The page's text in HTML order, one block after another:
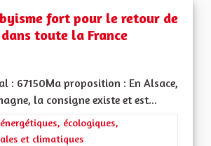
fort pour le retour de
toute la France
: 67150Ma proposition : En Alsace,
la consigne existe et est...
de la catégorie : Les transitions
écologiques,
et climatiques